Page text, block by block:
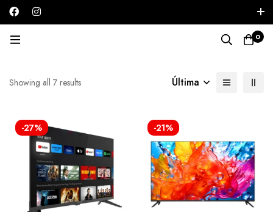
0
Showing all 7 results Última
-27% -21%